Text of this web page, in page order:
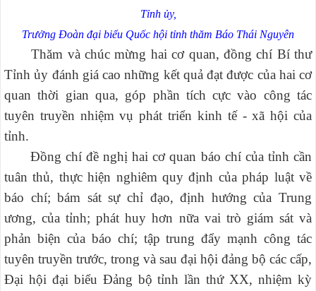
Tỉnh ủy,
Trưởng Đoàn đại biểu Quốc hội tỉnh thăm Báo Thái Nguyên
Thăm và chúc mừng hai cơ quan, đồng chí Bí thư
Tỉnh ủy đánh giá cao những kết quả đạt được của hai cơ
quan thời gian qua, góp phần tích cực vào công tác
tuyên truyền nhiệm vụ phát triển kinh tế - xã hội của
tỉnh.
Đồng chí đề nghị hai cơ quan báo chí của tỉnh cần
tuân thủ, thực hiện nghiêm quy định của pháp luật về
báo chí; bám sát sự chỉ đạo, định hướng của Trung
ương, của tỉnh;phát huy hơn nữa vai trò giám sát và
phản biện của báo chí; tập trungđẩy mạnh công tác
tuyên truyền trước, trong và sau đại hội đảng bộ các cấp,
Đại hội đại biểu Đảng bộ tỉnh lần thứ XX, nhiệm kỳ